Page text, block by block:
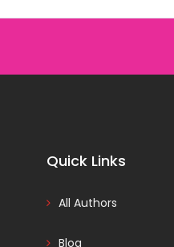
Quick Links
All Authors
Blog